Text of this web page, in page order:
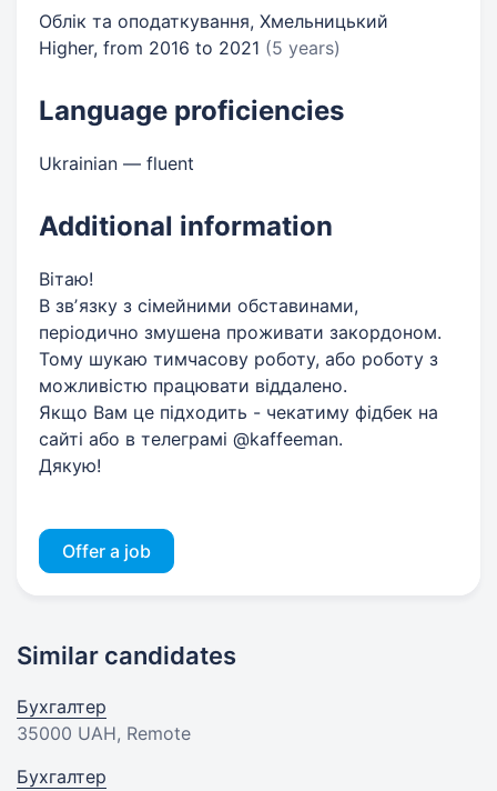
Облік та оподаткування, Хмельницький
Higher, from 2016 to 2021 (5 years)
Language proficiencies
Ukrainian — fluent
Additional information
Вітаю!
В звʼязку з сімейними обставинами,
періодично змушена проживати закордоном.
Тому шукаю тимчасову роботу, або роботу з
можливістю працювати віддалено.
Якщо Вам це підходить - чекатиму фідбек на
сайті або в телеграмі @kaffeeman.
Дякую!
Offer a job
Similar candidates
Бухгалтер
35000 UAH, Remote
Бухгалтер